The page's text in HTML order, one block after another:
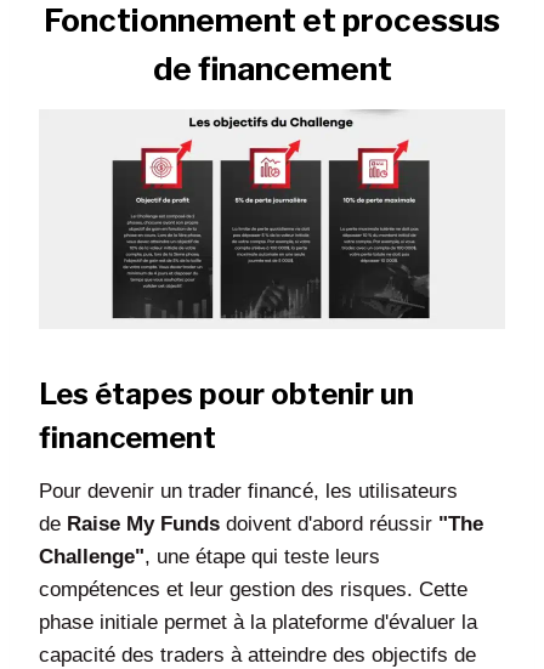
Fonctionnement et processus
de financement
Les étapes pour obtenir un
financement
Pour devenir un trader financé, les utilisateurs
de Raise My Funds doivent d'abord réussir "The
Challenge", une étape qui teste leurs
compétences et leur gestion des risques. Cette
phase initiale permet à la plateforme d'évaluer la
capacité des traders à atteindre des objectifs de